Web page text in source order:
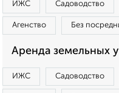
ИЖС Садоводство
Агенство Без
Аренда земельных
ИЖС Садоводство